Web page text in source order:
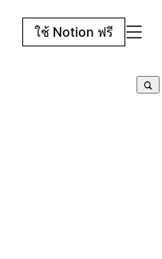
ใช้ Notion ฟรี